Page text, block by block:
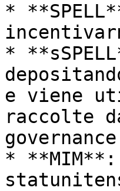
*
*
e viene
raccolte
*